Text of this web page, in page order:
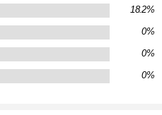
애를 있는 그대로 받아들이며 더
상자
자들은 오는 11월 9일 금요일 오
남역 소재) 4층 강당에서 열리는
다. 골라 읽는 재미가
18.2%
0%
0%
0%